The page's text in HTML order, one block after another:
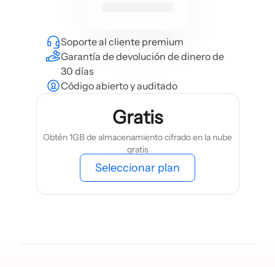
Soporte al cliente premium
Garantía de devolución de dinero de
30 días
Código abierto y auditado
Gratis
Obtén 1GB de almacenamiento cifrado en la nube
gratis
Seleccionar plan